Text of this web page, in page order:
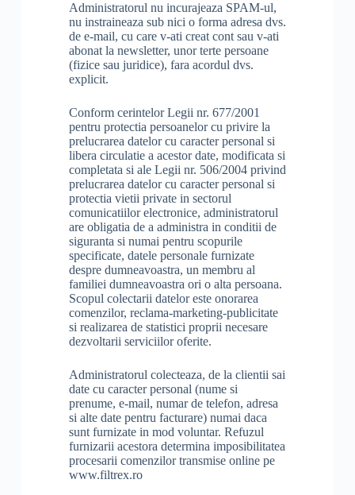
Administratorul nu incurajeaza SPAM-ul,
nu instraineaza sub nici o forma adresa dvs.
de e-mail, cu care v-ati creat cont sau v-ati
abonat la newsletter, unor terte persoane
(fizice sau juridice), fara acordul dvs.
explicit.
Conform cerintelor Legii nr. 677/2001
pentru protectia persoanelor cu privire la
prelucrarea datelor cu caracter personal si
libera circulatie a acestor date, modificata si
completata si ale Legii nr. 506/2004 privind
prelucrarea datelor cu caracter personal si
protectia vietii private in sectorul
comunicatiilor electronice, administratorul
are obligatia de a administra in conditii de
siguranta si numai pentru scopurile
specificate, datele personale furnizate
despre dumneavoastra, un membru al
familiei dumneavoastra ori o alta persoana.
Scopul colectarii datelor este onorarea
comenzilor, reclama-marketing-publicitate
si realizarea de statistici proprii necesare
dezvoltarii serviciilor oferite.
Administratorul colecteaza, de la clientii sai
date cu caracter personal (nume si
prenume, e-mail, numar de telefon, adresa
si alte date pentru facturare) numai daca
sunt furnizate in mod voluntar. Refuzul
furnizarii acestora determina imposibilitatea
procesarii comenzilor transmise online pe
www.filtrex.ro